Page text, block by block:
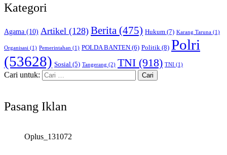
Kategori
Agama (10) Artikel (128) Berita (475) Hukum (7) Karang Taruna (1)
Organisasi (1) Pemerintahan (1) POLDA BANTEN (6) Politik (8) Polri
(53628) Sosial (5) Tangerang (2) TNI (918) TNI (1)
Cari untuk:
Pasang Iklan
Oplus_131072